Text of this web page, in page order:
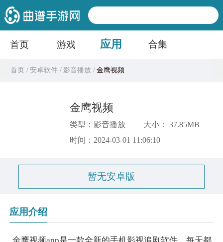
首页 游戏 应用 合集
首页 /安卓软件 / 影音播放 /金鹰视频
金鹰视频
类型：影音播放
大小： 37.85MB
时间：2024-03-01 11:06:10
暂无安卓版
应用介绍
金鹰视频app是一款全新的手机影视追剧软件，每天都